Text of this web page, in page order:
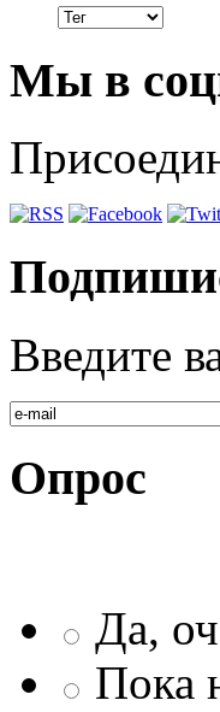
Мы в
Введите
Опрос
Да,
Пока